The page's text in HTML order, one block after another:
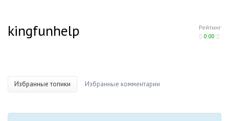
Рейтинг
0.00
kingfunhelp
Избранные топики Избранные комментарии